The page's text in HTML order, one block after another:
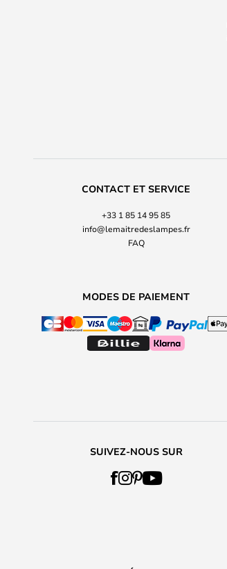
CONTACT ET SERVICE
+33 1 85 14 95 85
info@lemaitredeslampes.fr
FAQ
MODES DE PAIEMENT
SUIVEZ-NOUS SUR